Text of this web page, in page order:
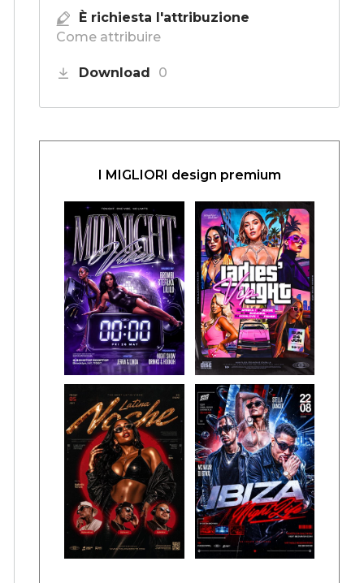
È richiesta l'attribuzione
Come attribuire
Download 0
I MIGLIORI design premium